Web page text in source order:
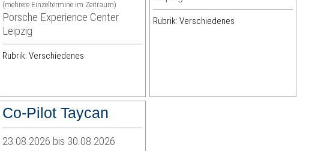
(mehrere Einzeltermine im Zeitraum)
Porsche Experience Center
Leipzig
Rubrik: Verschiedenes
Rubrik: Verschiedenes
Co-Pilot Taycan
23.08.2026 bis 30.08.2026